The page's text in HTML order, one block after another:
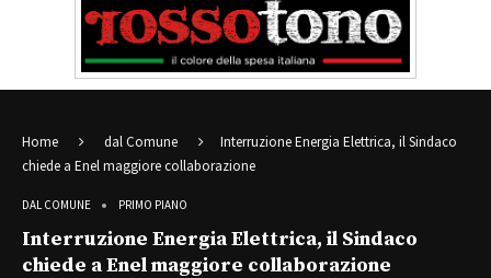
Home dal Comune
Interruzione Energia Elettrica, il Sindaco
chiede a Enel maggiore collaborazione
DAL COMUNE PRIMO PIANO
Interruzione Energia Elettrica, il Sindaco
chiede a Enel maggiore collaborazione